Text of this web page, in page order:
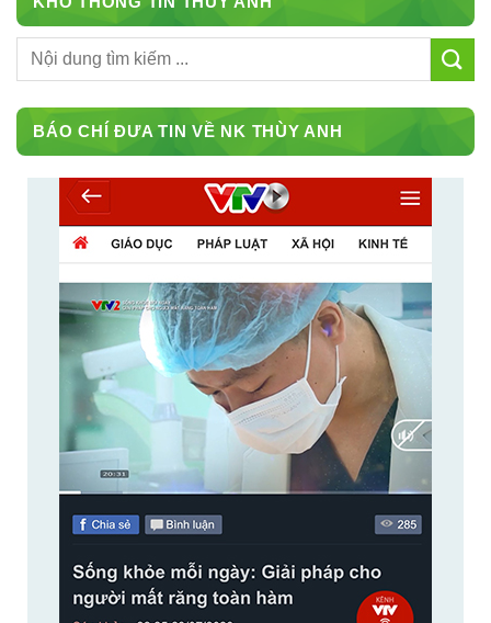
BÁO CHÍ ĐƯA TIN VỀ NK THÙY ANH